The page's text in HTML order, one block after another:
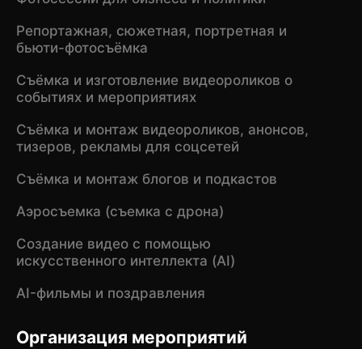
Репортажная, сюжетная, портретная и
бьюти-фотосъёмка
Съёмка и изготовление видеороликов о
событиях и мероприятиях
Съёмка и монтаж видеороликов, анонсов,
тизеров, рекламы для соцсетей
Съёмка и монтаж блогов и подкастов
Аэросъемка (съемка с дрона)
Создание видео с помощью
искусственного интеллекта (AI)
AI-фильмы и поздравления
Организация мероприятий